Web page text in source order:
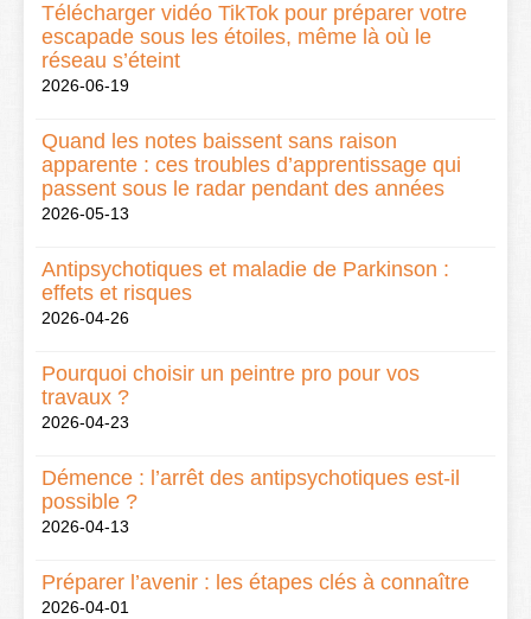
Télécharger vidéo TikTok pour préparer votre
escapade sous les étoiles, même là où le
réseau s’éteint
2026-06-19
Quand les notes baissent sans raison
apparente : ces troubles d’apprentissage qui
passent sous le radar pendant des années
2026-05-13
Antipsychotiques et maladie de Parkinson :
effets et risques
2026-04-26
Pourquoi choisir un peintre pro pour vos
travaux ?
2026-04-23
Démence : l’arrêt des antipsychotiques est-il
possible ?
2026-04-13
Préparer l’avenir : les étapes clés à connaître
2026-04-01